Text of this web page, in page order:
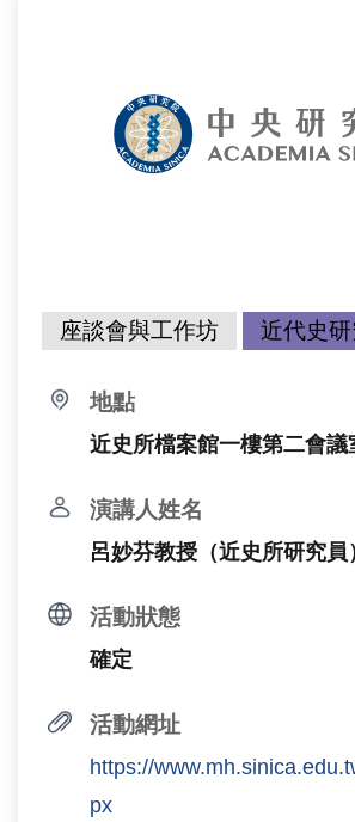
座談會與工作坊 近代史
地點
近史所檔案館一樓第二會議
演講人姓名
呂妙芬教授（近史所研究員
活動狀態
確定
活動網址
https://
px